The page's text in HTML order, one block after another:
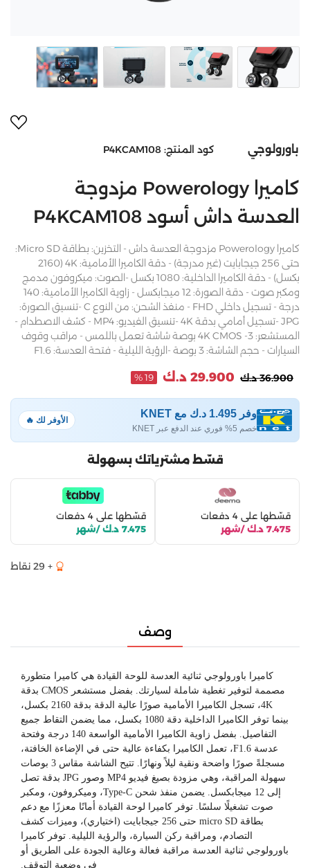
باورولوجي كود المنتج: P4KCAM108
كاميرا Powerology مزدوجة
العدسة داش أسود P4KCAM108
كاميرا Powerology مزدوجة العدسة داش - التخزين: بطاقة Micro SD:
حتى 256 جيجابايت (غير مدرجة) - دقة الكاميرا الأمامية: 4K (2160
بكسل) - دقة الكاميرا الداخلية: 1080 بكسل -الصوت: ميكروفون مدمج
ومكبر صوت - دقة الصورة: 12 ميجابكسل - زاوية الكاميرا الأمامية: 140
درجة - تسجيل داخلي FHD - منفذ الشحن: من النوع C -تنسيق الصورة:
JPG -تسجيل أمامي بدقة 4K -تنسيق الفيديو: MP4 - كشف الاصطدام -
المستشعر: 4K CMOS -3 بوصة شاشة تعمل باللمس - مراقب وقوف
السيارات - حجم الشاشة: 3 بوصة -الرؤية الليلية - فتحة العدسة: F1.6
36.900 د.ك 29.900 د.ك 19 %
وفر 1.495 د.ك مع KNET
خصم 5% فوري عند الدفع عبر KNET
الأوفر لك 🔥
قسّط مشترياتك بسهولة
قسّطها على 4 دفعات
7.475 د.ك /شهر
قسّطها على 4 دفعات
7.475 د.ك /شهر
+ 29 نقاط
وصف
كاميرا باورولوجي ثنائية العدسة للوحة القيادة هي كاميرا متطورة
مصممة لتوفير تغطية شاملة لسيارتك. بفضل مستشعر CMOS بدقة
4K، تسجل الكاميرا الأمامية صورًا عالية الدقة بدقة 2160 بكسل،
بينما توفر الكاميرا الداخلية دقة 1080 بكسل، مما يضمن التقاط جميع
التفاصيل. بفضل زاوية الكاميرا الأمامية الواسعة 140 درجة وفتحة
عدسة F1.6، تعمل الكاميرا بكفاءة عالية حتى في الإضاءة الخافتة،
مسجلةً صورًا واضحة ونقية ليلاً ونهارًا. تتيح الشاشة مقاس 3 بوصات
سهولة المراقبة، وهي مزودة بصيغ فيديو MP4 وصور JPG بدقة تصل
إلى 12 ميجابكسل. يضمن منفذ شحن Type-C، وميكروفون، ومكبر
صوت تشغيلًا سلسًا. توفر كاميرا لوحة القيادة أمانًا معززًا مع دعم
بطاقة micro SD حتى 256 جيجابايت (اختياري)، وميزات كشف
التصادم، ومراقبة ركن السيارة، والرؤية الليلية. توفر كاميرا
باورولوجي ثنائية العدسة مراقبة فعالة وعالية الجودة على الطريق أو
في وضعية التوقف.